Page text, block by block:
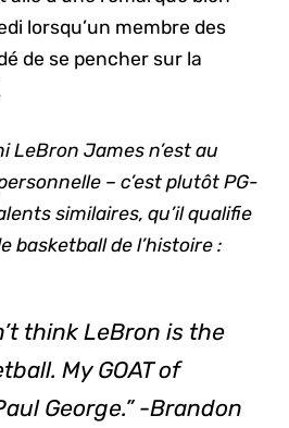
lorsqu’un membre des
de se pencher sur la
LeBron James n’est au
– c’est plutôt PG-
similaires, qu’il qualifie
basketball de l’histoire :
think LeBron is the
My GOAT of
George.” -Brandon